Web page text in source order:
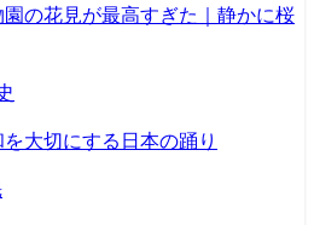
園の花見が最高すぎた｜静かに桜
大切にする日本の踊り